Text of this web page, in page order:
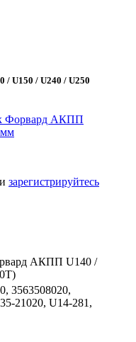
U150 / U240 / U250
зарегистрируйтесь
АКПП U140 /
3563508020,
21020, U14-281,